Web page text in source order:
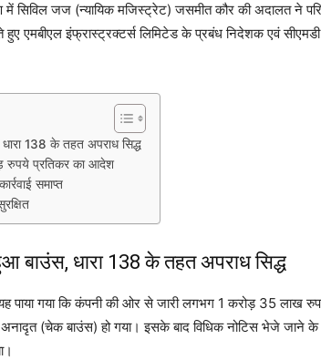
सिविल जज (न्यायिक मजिस्ट्रेट) जसमीत कौर की अदालत ने
हुए एमबीएल इंफ्रास्ट्रक्टर्स लिमिटेड के प्रबंध निदेशक एवं
138 के तहत अपराध सिद्ध
रुपये प्रतिकर का आदेश
समाप्त
बाउंस, धारा 138 के तहत अपराध सिद्ध
यह पाया गया कि कंपनी की ओर से जारी लगभग 1 करोड़ 35 लाख
(चेक बाउंस) हो गया। इसके बाद विधिक नोटिस भेजे जाने के